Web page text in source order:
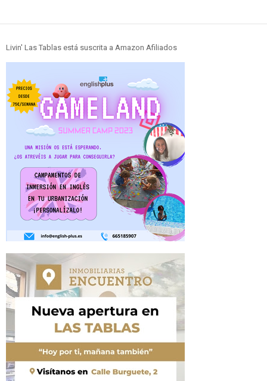
Livin' Las Tablas está suscrita a Amazon Afiliados